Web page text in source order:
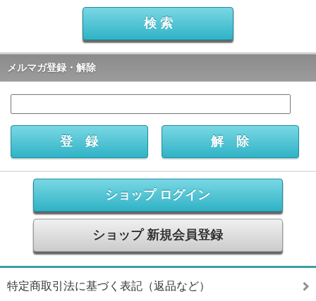
メルマガ登録・解除
ショップ ログイン
ショップ 新規会員登録
特定商取引法に基づく表記（返品など）